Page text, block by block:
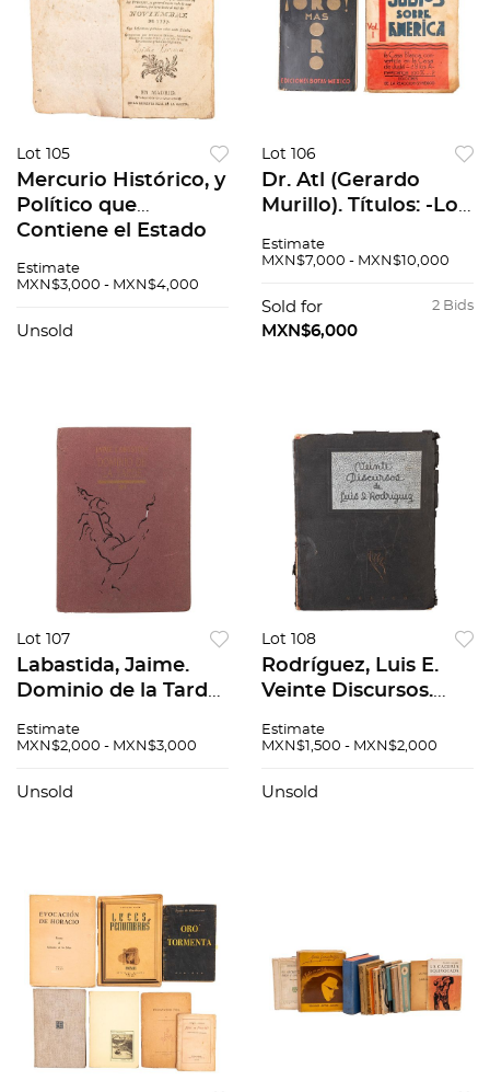
Lot 105
Mercurio Histórico, y
Político que
Contiene el Estado
Europa, lo sucedido
los intereses de lo...
Estimate
MXN$3,000 - MXN$4,000
Unsold
Lot 106
Dr. Atl (Gerardo
Murillo). Títulos: -Los
Ámerica. Vol. I.
la Reacción, 1942. 151
p....
Estimate
MXN$7,000 - MXN$10,000
2 Bids
Sold for
MXN$6,000
Lot 107
Labastida, Jaime.
Dominio de la Tarde.
Veintiuno Editores,
Estimate
MXN$2,000 - MXN$3,000
Unsold
Lot 108
Rodríguez, Luis E.
Veinte Discursos.
la Nación, 1936. 201 p.
Alfredo Zal...
Estimate
MXN$1,500 - MXN$2,000
Unsold